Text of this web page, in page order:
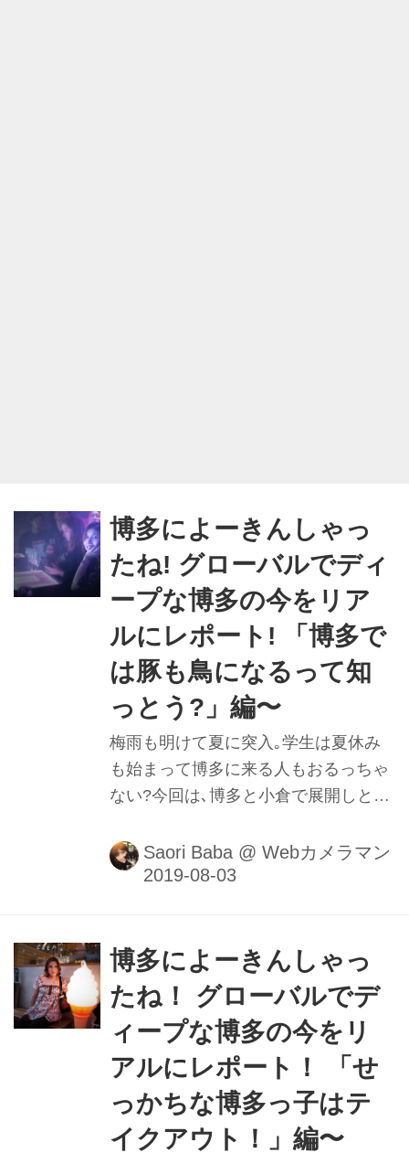
博多によーきんしゃっ
たね! グローバルでディ
ープな博多の今をリア
ルにレポート! 「博多で
は豚も鳥になるって知
っとう?」編〜
梅雨も明けて夏に突入｡学生は夏休み
も始まって博多に来る人もおるっちゃ
ない?今回は､博多と小倉で展開しとる
ティーが凄いっちゃん!全メニュー200
種以上なのに食べ飲み放題は2800円!
店も紹介するけんね〜｡ところで博多
では豚も鳥になるって知っとう?
（笑）■撮影＆レポート：馬場さおり
Saori Baba @ Webカメラマン
博多によーきんしゃっ
たね！ グローバルでデ
ィープな博多の今をリ
アルにレポート！ 「せ
っかちな博多っ子はテ
イクアウト！」編〜